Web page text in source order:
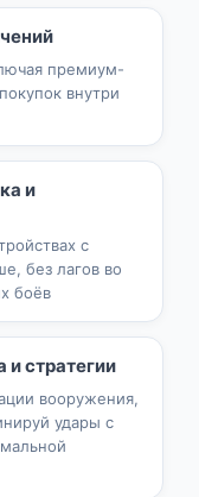
премиум-
внутри
и
с
без лагов во
боёв
и стратегии
вооружения,
удары с